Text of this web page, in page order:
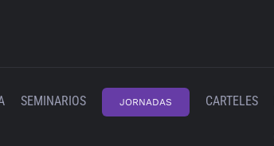
SEMINARIOS JORNADAS CARTELES